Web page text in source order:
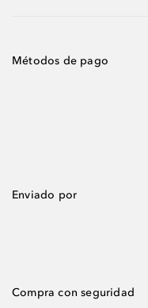
Métodos de pago
Enviado por
Compra con seguridad